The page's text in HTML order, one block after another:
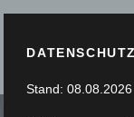
Stand: 08.08.2026